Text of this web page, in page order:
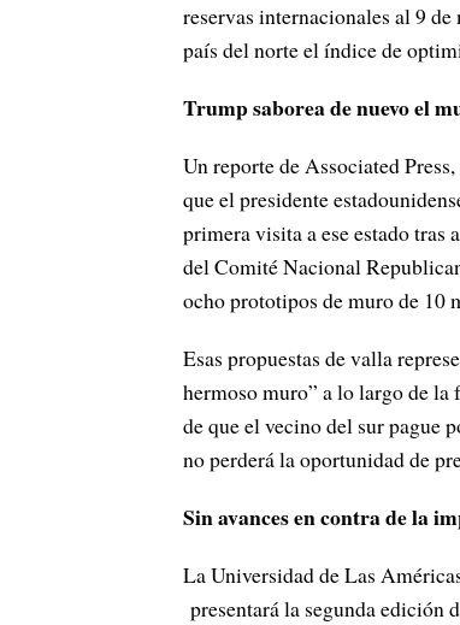
reservas internacionales al 9
país del norte el índice de
Trump saborea de nuevo el
Un reporte de Associated
que el presidente
primera visita a ese estado tras
del Comité Nacional
ocho prototipos de muro de 10
Esas propuestas de valla
hermoso muro” a lo largo de
de que el vecino del sur pague
no perderá la oportunidad de
Sin avances en contra de la
La Universidad de Las
presentará la segunda